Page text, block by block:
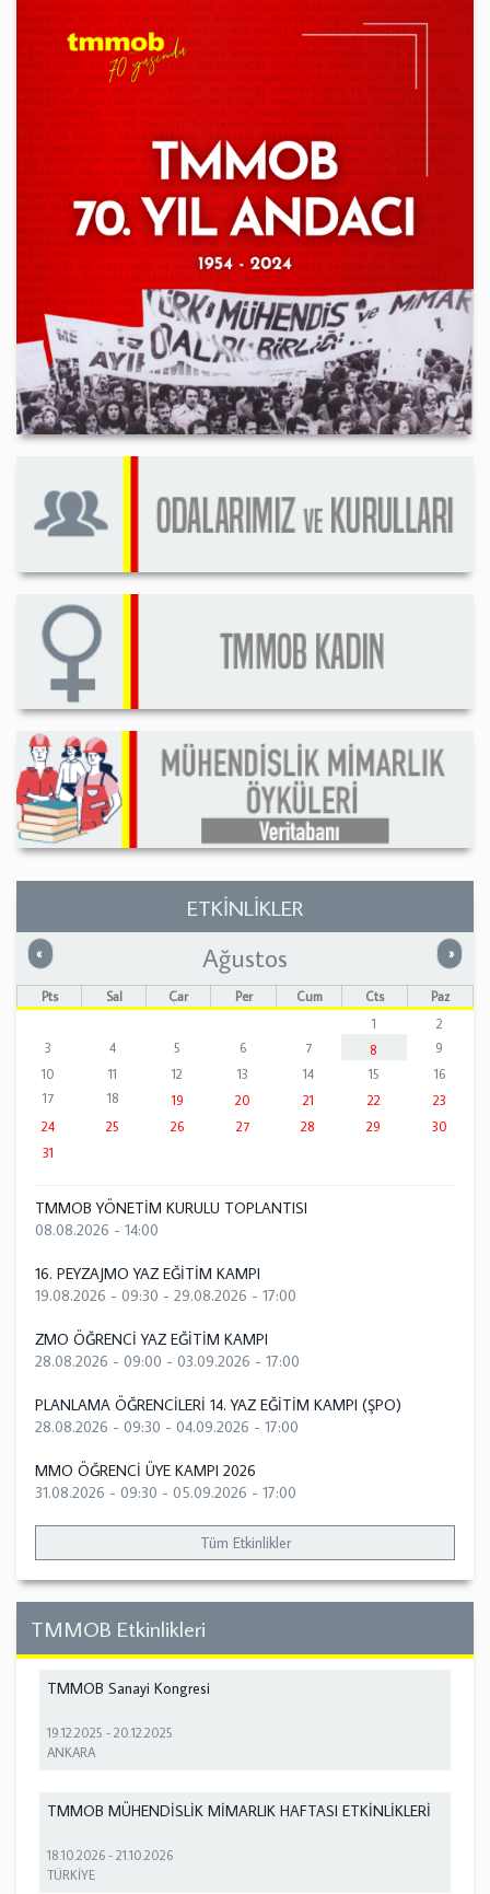
ETKİNLİKLER
« Önceki »
Ağustos
Pts Sal Çar Per Cum Cts
Paz
1
2
3
4 5 6 7 8
9
10
11 12 13 14 15
16
17
18 19 20 21 22
23
24
25 26 27 28 29
30
31
TMMOB YÖNETİM KURULU TOPLANTISI
08.08.2026 - 14:00
16. PEYZAJMO YAZ EĞİTİM KAMPI
19.08.2026 - 09:30 - 29.08.2026 - 17:00
ZMO ÖĞRENCİ YAZ EĞİTİM KAMPI
28.08.2026 - 09:00 - 03.09.2026 - 17:00
PLANLAMA ÖĞRENCİLERİ 14. YAZ EĞİTİM KAMPI (ŞPO)
28.08.2026 - 09:30 - 04.09.2026 - 17:00
MMO ÖĞRENCİ ÜYE KAMPI 2026
31.08.2026 - 09:30 - 05.09.2026 - 17:00
Tüm Etkinlikler
TMMOB Etkinlikleri
TMMOB Sanayi Kongresi
19.12.2025 -20.12.2025
ANKARA
TMMOB MÜHENDİSLİK MİMARLIK HAFTASI ETKİNLİKLERİ
18.10.2026 -21.10.2026
TÜRKİYE